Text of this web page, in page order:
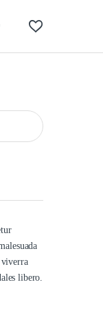
viverra
libero.